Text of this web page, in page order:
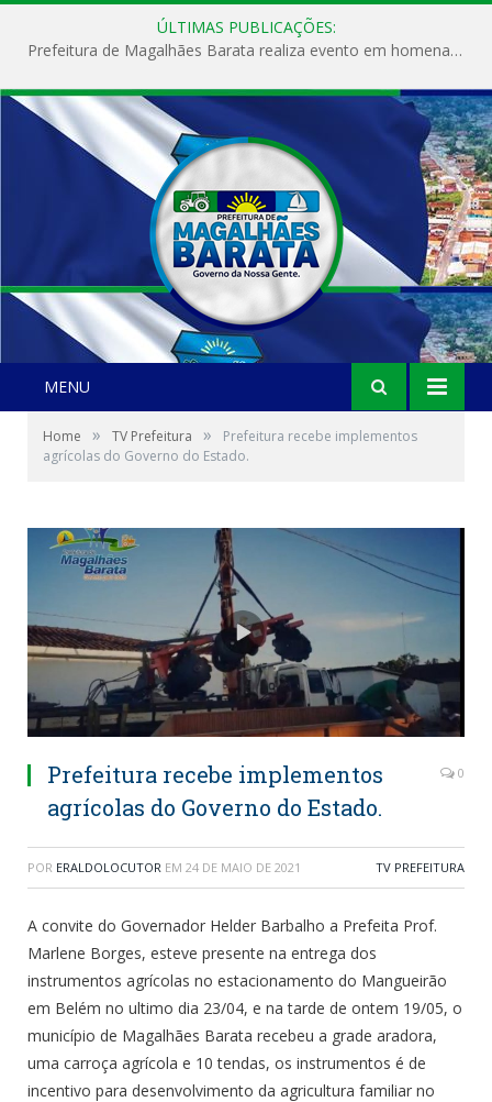
ÚLTIMAS PUBLICAÇÕES:
Prefeitura de Magalhães Barata realiza evento em homenagem ao Dia Internacional da Mulher
MENU
Home » TV Prefeitura »
Prefeitura recebe implementos
agrícolas do Governo do Estado.
Prefeitura recebe implementos
agrícolas do Governo do Estado.
0
POR ERALDOLOCUTOR EM 24 DE MAIO DE 2021 TV PREFEITURA
A convite do Governador Helder Barbalho a Prefeita Prof.
Marlene Borges, esteve presente na entrega dos
instrumentos agrícolas no estacionamento do Mangueirão
em Belém no ultimo dia 23/04, e na tarde de ontem 19/05, o
município de Magalhães Barata recebeu a grade aradora,
uma carroça agrícola e 10 tendas, os instrumentos é de
incentivo para desenvolvimento da agricultura familiar no